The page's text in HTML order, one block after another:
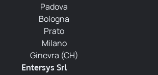
Padova
Bologna
Prato
Milano
Ginevra (CH)
Entersys Srl